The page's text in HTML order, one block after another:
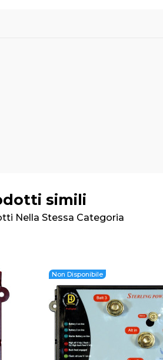
simili
Nella Stessa Categoria
Non Disponibile